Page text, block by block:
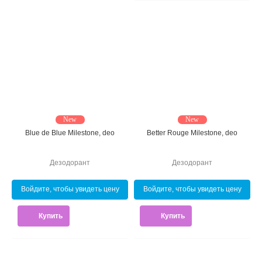
New
Blue de Blue Milestone, deo
Дезодорант
Войдите, чтобы увидеть цену
Купить
New
Better Rouge Milestone, deo
Дезодорант
Войдите, чтобы увидеть цену
Купить